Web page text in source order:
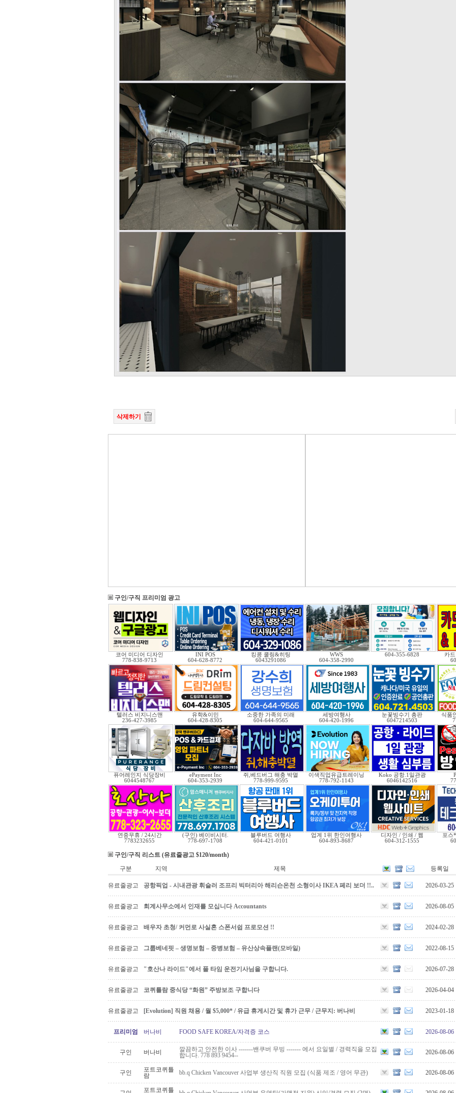
삭제하기
구인/구직 프리미엄 광고
코어 미디어 디자인
778-838-9713
INI POS
604-628-8772
킹콩 쿨링&히팅
6043291086
WWS
604-358-2990
604-355-6828
카
텔러스 비지니스맨
236-427-3985
유학&이민
604-428-8305
소중한 가족의 미래
604-644-9565
세방여행사
604-420-1996
눈꽃빙수기 총판
6047214503
식품
퓨어레인지 식당장비
6044548767
ePayment Inc
604-353-2939
쥐,베드버그 해충 박멸
778-999-9595
이색직업유급트레이닝
778-792-1143
Koko 공항.1일관광
6046142516
연중무휴 / 24시간
7783232655
(구인) 베이비시터.
778-697-1708
블루버드 여행사
604-421-0101
업계 1위 한인여행사
604-893-8687
디자인 / 인쇄 / 웹
604-312-1555
포스
구인/구직 리스트 (유료줄광고 $120/month)
구분
지역 제목 등록일
유료줄광고 공항픽업 - 시내관광 휘슬러 조프리 빅터리아 해리슨온천 소형이사 IKEA 페리 보더 !!.. 2026-03-25
유료줄광고 회계사무소에서 인재를 모십니다 Accountants 2026-08-05
유료줄광고 배우자 초청/ 커먼로 사실혼 스폰서쉽 프로모션 !! 2024-02-28
유료줄광고 그룹베네핏 – 생명보험 – 중병보험 – 유산상속플랜(모바일) 2022-08-15
유료줄광고 "호산나 라이드"에서 풀 타임 운전기사님을 구합니다. 2026-07-28
유료줄광고 코퀴틀람 중식당 “화원” 주방보조 구합니다 2026-04-04
유료줄광고 [Evolution] 직원 채용 / 월 $5,000* / 유급 휴게시간 및 휴가 근무 / 근무지: 버나비 2023-01-18
프리미엄 버나비 FOOD SAFE KOREA/자격증 코스 2026-08-06
구인 버나비
깔끔하고 안전한 이사 -------밴쿠버 무빙 ------- 에서 요일별 / 경력직을 모집
합니다. 778 893 9454--
2026-08-06
구인
포트코퀴틀
람
bb.q Chicken Vancouver 사업부 생산직 직원 모집 (식품 제조 / 영어 무관) 2026-08-06
포트코퀴틀